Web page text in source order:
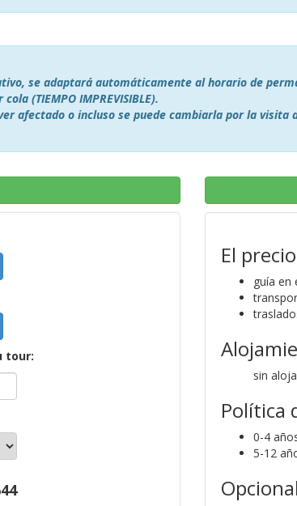
se adaptará automáticamente al horario de
(TIEMPO IMPREVISIBLE).
afectado o incluso se puede cambiarla por la visita
tour:
El
guía en
sin
Política
0-4
5-12